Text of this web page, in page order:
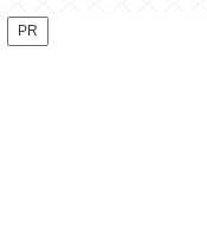
PR